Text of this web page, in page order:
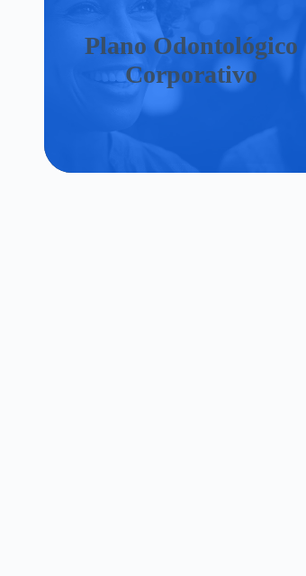
Plano Odontológico
Corporativo